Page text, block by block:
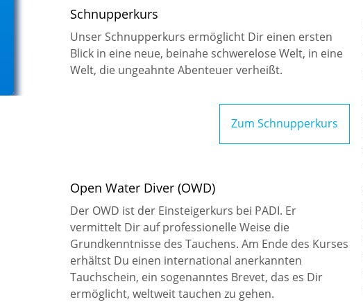
Schnupperkurs
Unser Schnupperkurs ermöglicht Dir einen ersten
Blick in eine neue, beinahe schwerelose Welt, in eine
Welt, die ungeahnte Abenteuer verheißt.
Zum Schnupperkurs
Open Water Diver (OWD)
Der OWD ist der Einsteigerkurs bei PADI. Er
vermittelt Dir auf professionelle Weise die
Grundkenntnisse des Tauchens. Am Ende des Kurses
erhältst Du einen international anerkannten
Tauchschein, ein sogenanntes Brevet, das es Dir
ermöglicht, weltweit tauchen zu gehen.